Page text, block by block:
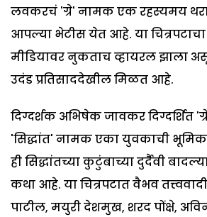
लवकरचं 'ग्रे' नामक एक रहस्यमय
आपल्या भेटीस येत आहे. या
मीडियावर नुकताच व्हायरल झाला
उदंड प्रतिसाददेखील मिळत आहे.
दिग्दर्शक अभिषेक जावकर दिग्दर्शित
'सिद्धांत' नामक एका युवकाची
ही सिद्धांतच्या कुटुंबाच्या दुर्दैवी
कथा आहे. या चित्रपटात वैभव
पाटील, मयुरी देशमुख, शरद पोंक्षे,